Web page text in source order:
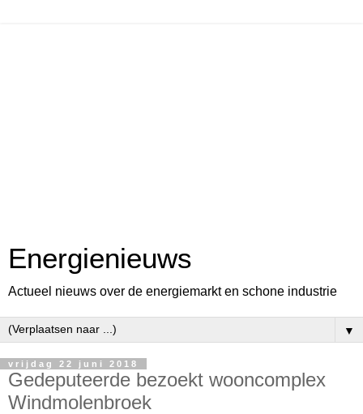
Energienieuws
Actueel nieuws over de energiemarkt en schone industrie
▼
vrijdag 22 juni 2018
Gedeputeerde bezoekt wooncomplex
Windmolenbroek